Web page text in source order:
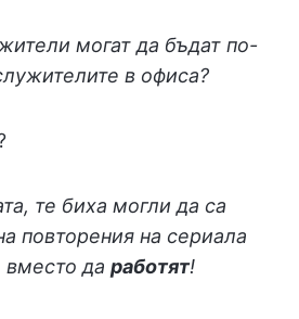
могат да бъдат по-
в офиса?
те биха могли да са
повторения на сериала
вместо да работят!